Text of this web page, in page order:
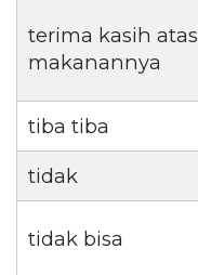
terima kasih atas
makanannya
tiba tiba
tidak
tidak bisa